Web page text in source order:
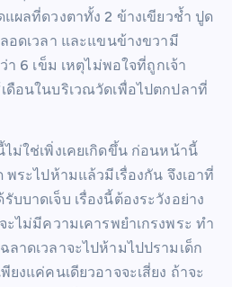
ผลที่ดวงตาทั้ง 2 ข้างเขียวช้ำ ปูด
อดเวลา และแขนข้างขวามี
6 เข็ม เหตุไม่พอใจที่ถูกเจ้า
ดือนในบริเวณวัดเพื่อไปตกปลาที่
ม่ใช่เพิ่งเคยเกิดขึ้น ก่อนหน้านี้
พระไปห้ามแล้วมีเรื่องกัน จึงเอาที่
บาดเจ็บ เรื่องนี้ต้องระวังอย่าง
ะไม่มีความเคารพยำเกรงพระ ทำ
าดเวลาจะไปห้ามไปปรามเด็ก
งแค่คนเดียวอาจจะเสี่ยง ถ้าจะ